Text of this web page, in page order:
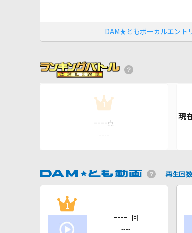
DAM★ともボーカルエント
1
---- 点
----
再生回
1
---- 回
----